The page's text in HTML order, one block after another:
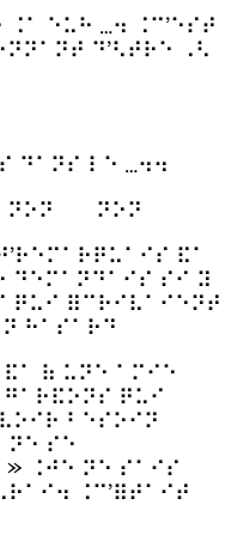
⠑⠥⠓ …⠲ ⠨⠉’⠑⠎⠞
⠙’⠣⠞⠗⠑ ⠠⠣
⠙⠁⠝⠎ ⠇⠑ …⠲⠲
⠝⠕⠝ ⠝⠕⠝
⠯⠁
⠙⠑⠍⠁⠝⠙⠁⠊⠎ ⠎⠊ ⠽
⠟⠥⠊ ⠿⠉⠗⠊⠧⠁⠊⠑⠝⠞
⠓⠁⠎⠁⠗⠙
⠷ ⠥⠝⠑ ⠁⠍⠊⠑
⠟⠥⠊
⠃⠑⠎⠕⠊⠝
⠝⠑ ⠎⠑
⠨⠚⠑ ⠝⠑ ⠎⠁⠊⠎
⠨⠉’⠿⠞⠁⠊⠞